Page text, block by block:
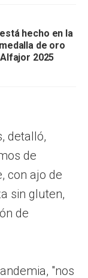
hecho en la
de oro
2025
detalló,
de
con ajo de
sin gluten,
de
"nos